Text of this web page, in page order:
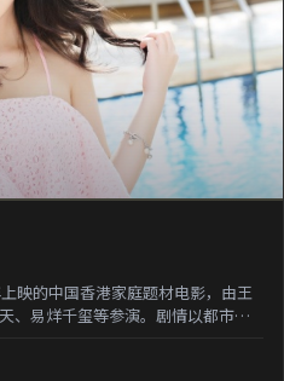
映的中国香港家庭题材电影，由王
、易烊千玺等参演。剧情以都市迁